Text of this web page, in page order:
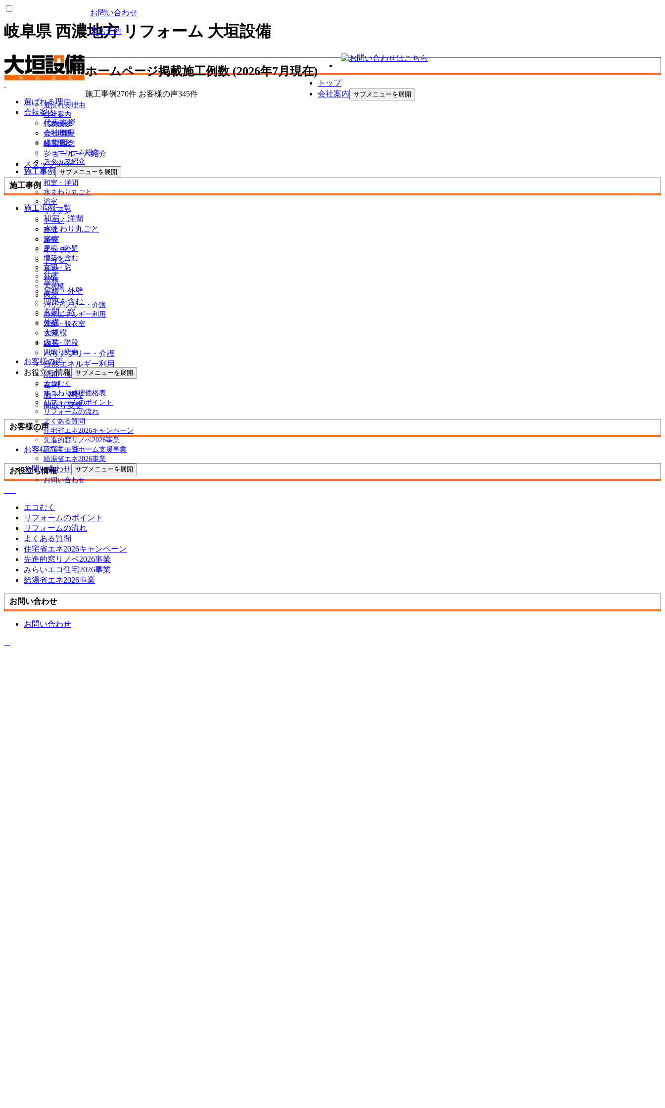
岐阜県 西濃地方 リフォーム 大垣設備
ホームページ掲載施工例数(2026年7月現在)
施工事例 270件 お客様の声345件
トップ
会社案内 サブメニューを展開
選ばれる理由
会社案内
代表挨拶
会社概要
経営理念
ショールーム紹介
スタッフ紹介
施工事例
サブメニューを展開
和室・洋間
水まわり丸ごと
浴室
キッチン
トイレ
外壁
屋根
屋根・外壁
増築を含む
玄関・窓
外構
大規模
内装
バリアフリー・介護
自然エネルギー利用
洗面・脱衣室
玄関
廊下・階段
間取り変更
お客様の声
お役立ち情報 サブメニューを展開
エコむく
水まわり修理価格表
リフォームのポイント
リフォームの流れ
よくある質問
住宅省エネ2026キャンペーン
先進的窓リノベ2026事業
子育てエコホーム支援事業
給湯省エネ2026事業
お問い合わせ サブメニューを展開
お問い合わせ
大垣設備について
選ばれる理由
会社案内
代表挨拶
会社概要
経営理念
ショールーム紹介
スタッフ紹介
施工事例
施工事例一覧
和室・洋間
水まわり丸ごと
浴室
キッチン
トイレ
外壁
屋根
屋根・外壁
増築を含む
玄関・窓
外構
大規模
内装
バリアフリー・介護
自然エネルギー利用
洗面・脱衣室
玄関
廊下・階段
間取り変更
お客様の声
お客様の声一覧
お役立ち情報
エコむく
リフォームのポイント
リフォームの流れ
よくある質問
住宅省エネ2026キャンペーン
先進的窓リノベ2026事業
みらいエコ住宅2026事業
給湯省エネ2026事業
お問い合わせ
お問い合わせ
お問い合わせ
来店予約